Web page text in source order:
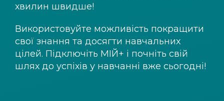
хвилин швидше!
Використовуйте можливість покращити
свої знання та досягти навчальних
цілей. Підключіть МІЙ+ і почніть свій
шлях до успіхів у навчанні вже сьогодні!